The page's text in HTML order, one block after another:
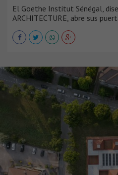
El Goethe Institut Sénégal,
ARCHITECTURE, abre sus